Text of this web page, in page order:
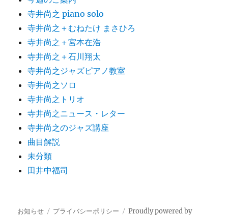
寺井尚之 piano solo
寺井尚之＋むねたけ まさひろ
寺井尚之＋宮本在浩
寺井尚之＋石川翔太
寺井尚之ジャズピアノ教室
寺井尚之ソロ
寺井尚之トリオ
寺井尚之ニュース・レター
寺井尚之のジャズ講座
曲目解説
未分類
田井中福司
お知らせ プライバシーポリシー Proudly powered by